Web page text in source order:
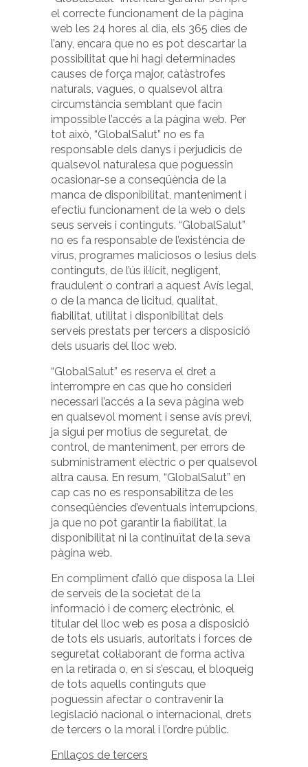
el correcte funcionament de la pàgina
web les 24 hores al dia, els 365 dies de
l’any, encara que no es pot descartar la
possibilitat que hi hagi determinades
causes de força major, catàstrofes
naturals, vagues, o qualsevol altra
circumstància semblant que facin
impossible l’accés a la pàgina web. Per
tot això, “GlobalSalut” no es fa
responsable dels danys i perjudicis de
qualsevol naturalesa que poguessin
ocasionar-se a conseqüència de la
manca de disponibilitat, manteniment i
efectiu funcionament de la web o dels
seus serveis i continguts. “GlobalSalut”
no es fa responsable de l’existència de
virus, programes maliciosos o lesius dels
continguts, de l’ús il·lícit, negligent,
fraudulent o contrari a aquest Avís legal,
o de la manca de licitud, qualitat,
fiabilitat, utilitat i disponibilitat dels
serveis prestats per tercers a disposició
dels usuaris del lloc web.
“GlobalSalut” es reserva el dret a
interrompre en cas que ho consideri
necessari l’accés a la seva pàgina web
en qualsevol moment i sense avís previ,
ja sigui per motius de seguretat, de
control, de manteniment, per errors de
subministrament elèctric o per qualsevol
altra causa. En resum, “GlobalSalut” en
cap cas no es responsabilitza de les
conseqüències d’eventuals interrupcions,
ja que no pot garantir la fiabilitat, la
disponibilitat ni la continuïtat de la seva
pàgina web.
En compliment d’allò que disposa la Llei
de serveis de la societat de la
informació i de comerç electrònic, el
titular del lloc web es posa a disposició
de tots els usuaris, autoritats i forces de
seguretat col·laborant de forma activa
en la retirada o, en si s’escau, el bloqueig
de tots aquells continguts que
poguessin afectar o contravenir la
legislació nacional o internacional, drets
de tercers o la moral i l’ordre públic.
Enllaços de tercers